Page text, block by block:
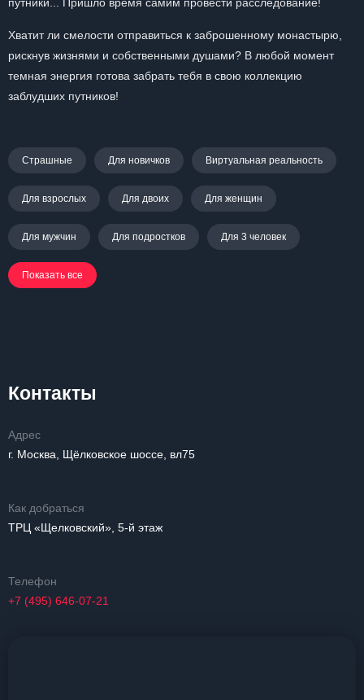
Хватит ли смелости отправиться к заброшенному монастырю,
рискнув жизнями и собственными душами? В любой момент
темная энергия готова забрать тебя в свою коллекцию
заблудших путников!
Страшные Для новичков Виртуальная реальность
Для взрослых Для двоих Для женщин
Для мужчин Для подростков Для 3 человек
Показать все
Контакты
Адрес
г. Москва, Щёлковское шоссе, вл75
Как добраться
ТРЦ «Щелковский», 5-й этаж
Телефон
+7 (495) 646-07-21